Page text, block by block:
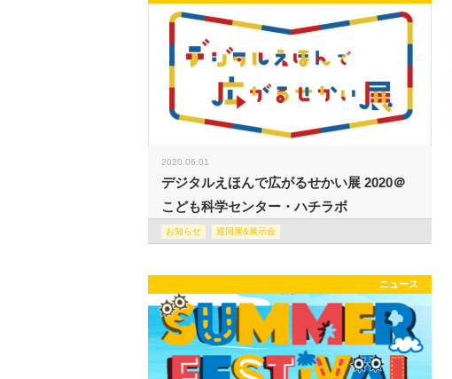
2020.06.01
デジタルえほんで広がるせかい展 2020＠
こども科学センター・ハチラボ
お知らせ 巡回展&展示会
ニュース